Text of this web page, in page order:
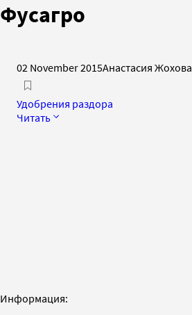
Фусагро
02 November 2015Анастасия Жохова
Удобрения раздора
Читать
Информация: